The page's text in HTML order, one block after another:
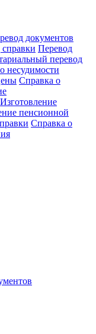
документов
Перевод
перевод
несудимости
Справка о
Изготовление
пенсионной
Справка о